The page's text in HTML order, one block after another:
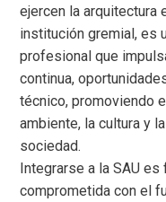
ejercen la arquitectura
institución gremial, es
profesional que
continua,
técnico, promoviendo
ambiente, la cultura y
sociedad.
Integrarse a la SAU
comprometida con el